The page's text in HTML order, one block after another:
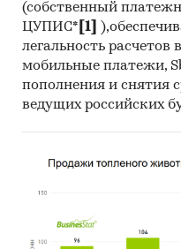
(собственный
ЦУПИС* [1]
легальность расчетов
мобильные платежи,
пополнения и снятия
ведущих российских